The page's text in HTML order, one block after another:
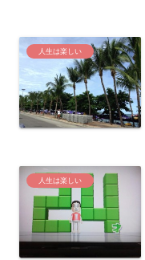
人生は楽しい
人生は楽しい